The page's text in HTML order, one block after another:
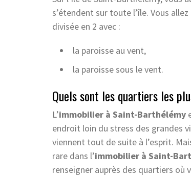
s’étendent sur toute l’île. Vous
divisée en 2 avec :
la paroisse au vent,
la paroisse sous le vent.
Quels sont les quartiers les
L’immobilier à Saint-Barthélémy
endroit loin du stress des grandes
viennent tout de suite à l’esprit.
rare dans l’immobilier à Saint-
renseigner auprès des quartiers où